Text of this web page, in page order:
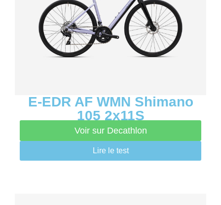
E-EDR AF WMN Shimano
105 2x11S
Voir sur Decathlon
Lire le test